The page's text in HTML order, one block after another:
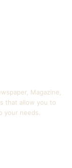
Magazine,
that allow you to
your needs.